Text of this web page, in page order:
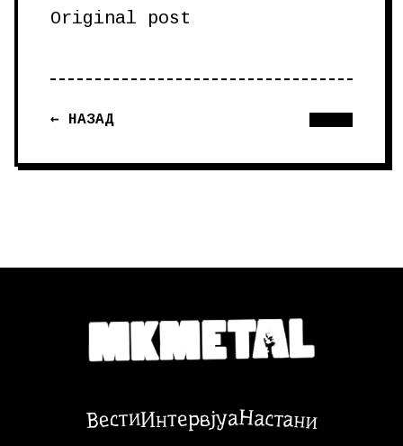
Original post
← НАЗАД
ВестиИнтервјуаНастани